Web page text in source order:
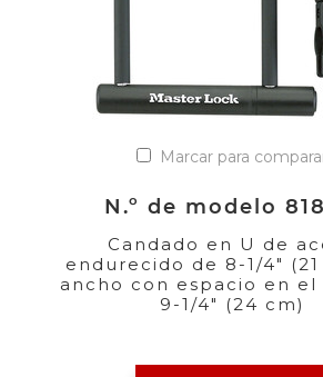
Marcar para
N.º de modelo
Candado en U de
endurecido de 8-1/4"
ancho con espacio en el
9-1/4" (24 cm)